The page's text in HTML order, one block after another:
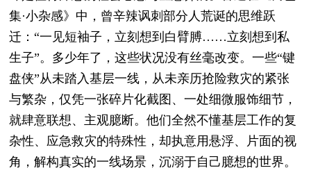
集·小杂感》中，曾辛辣讽刺部分人荒诞的思维跃
迁：“一见短袖子，立刻想到白臂膊……立刻想到私
生子”。多少年了，这些状况没有丝毫改变。一些“键
盘侠”从未踏入基层一线，从未亲历抢险救灾的紧张
与繁杂，仅凭一张碎片化截图、一处细微服饰细节，
就肆意联想、主观臆断。他们全然不懂基层工作的复
杂性、应急救灾的特殊性，却执意用悬浮、片面的视
角，解构真实的一线场景，沉溺于自己臆想的世界。